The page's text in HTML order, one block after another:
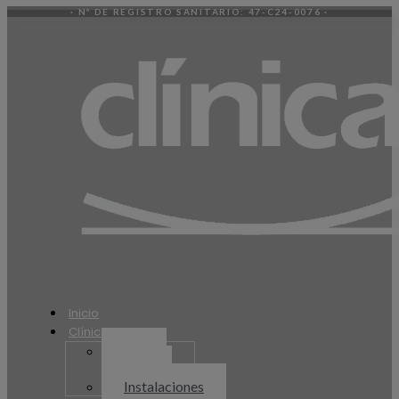
· Nº DE REGISTRO SANITARIO: 47-C24-0076 ·
Inicio
Clínica
Instalaciones